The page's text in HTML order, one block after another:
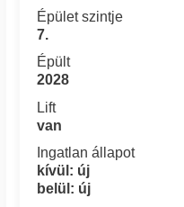
Épület szintje
7.
Épült
2028
Lift
van
Ingatlan állapot
kívül: új
belül: új